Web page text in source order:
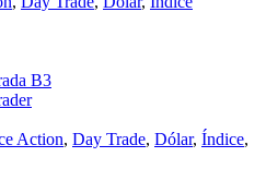
Action, Day Trade, Dólar, Índice,